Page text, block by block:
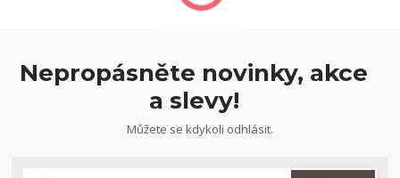
Nepropásněte novinky, akce
a slevy!
Můžete se kdykoli odhlásit.